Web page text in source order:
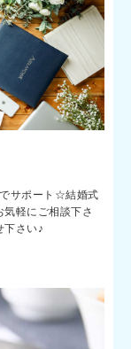
サポート☆結婚式
軽にご相談下さ
下さい♪